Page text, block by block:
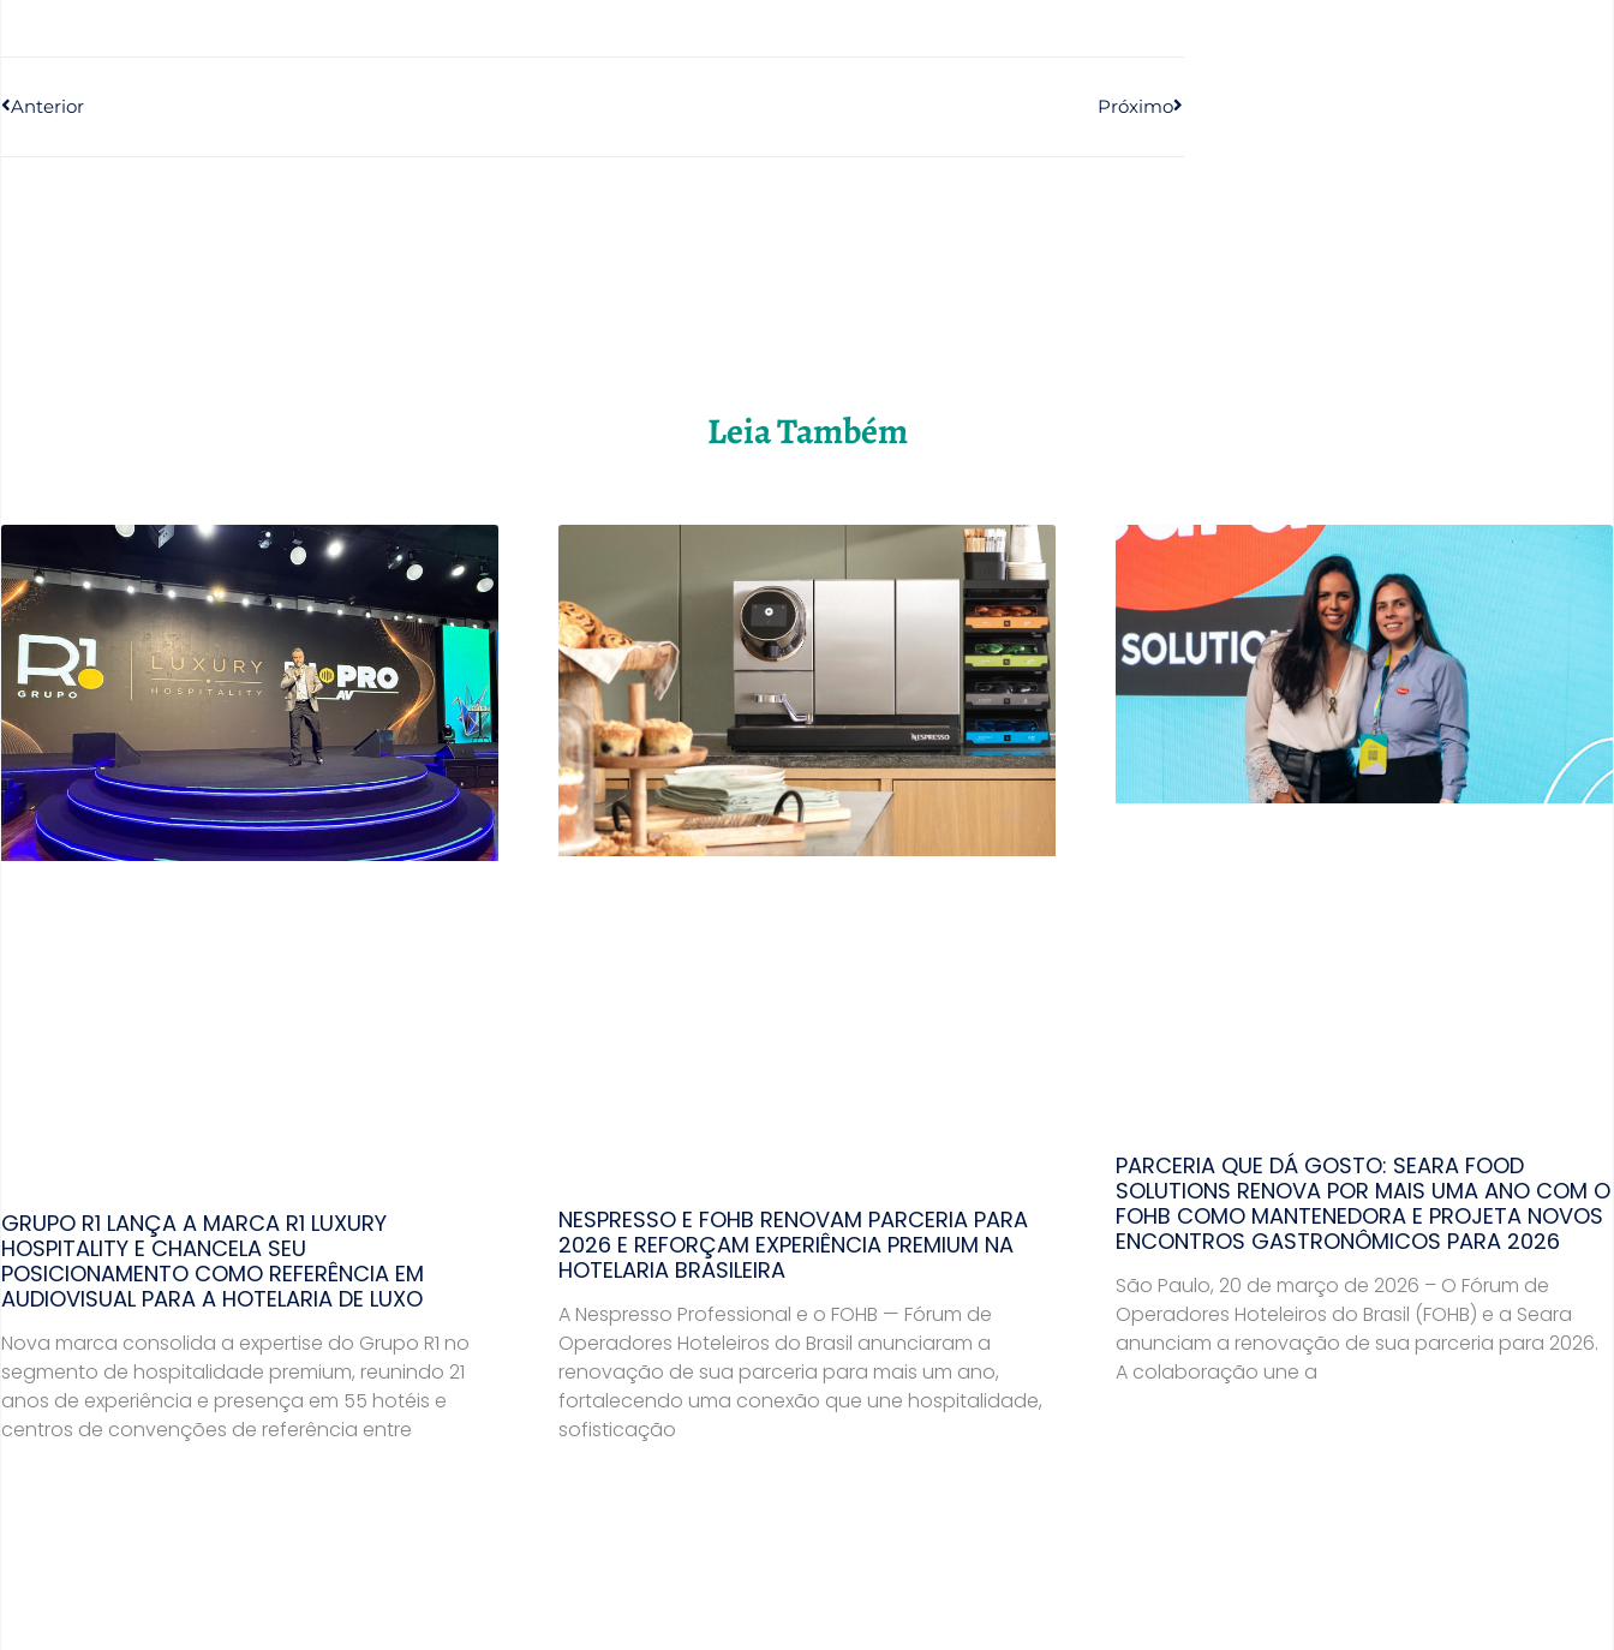
Anterior Próximo
Leia Também
GRUPO R1 LANÇA A MARCA R1 LUXURY
HOSPITALITY E CHANCELA SEU
POSICIONAMENTO COMO REFERÊNCIA EM
AUDIOVISUAL PARA A HOTELARIA DE LUXO
Nova marca consolida a expertise do Grupo R1 no
segmento de hospitalidade premium, reunindo 21
anos de experiência e presença em 55 hotéis e
centros de convenções de referência entre
NESPRESSO E FOHB RENOVAM PARCERIA PARA
2026 E REFORÇAM EXPERIÊNCIA PREMIUM NA
HOTELARIA BRASILEIRA
A Nespresso Professional e o FOHB — Fórum de
Operadores Hoteleiros do Brasil anunciaram a
renovação de sua parceria para mais um ano,
fortalecendo uma conexão que une hospitalidade,
sofisticação
PARCERIA QUE DÁ GOSTO: SEARA FOOD
SOLUTIONS RENOVA POR MAIS UMA ANO COM O
FOHB COMO MANTENEDORA E PROJETA NOVOS
ENCONTROS GASTRONÔMICOS PARA 2026
São Paulo, 20 de março de 2026 – O Fórum de
Operadores Hoteleiros do Brasil (FOHB) e a Seara
anunciam a renovação de sua parceria para 2026.
A colaboração une a